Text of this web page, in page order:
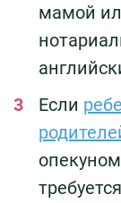
мамой
Если